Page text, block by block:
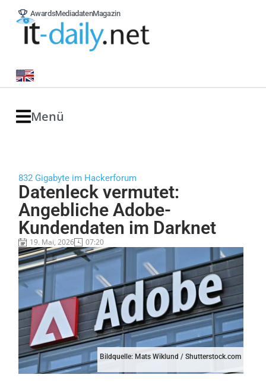
AwardsMediadatenMagazin
Menü
832 Gigabyte im Hackerforum
Datenleck vermutet:
Angebliche Adobe-
Kundendaten im Darknet
19. Mai, 2026 07:20
Bildquelle: Mats Wiklund / Shutterstock.com